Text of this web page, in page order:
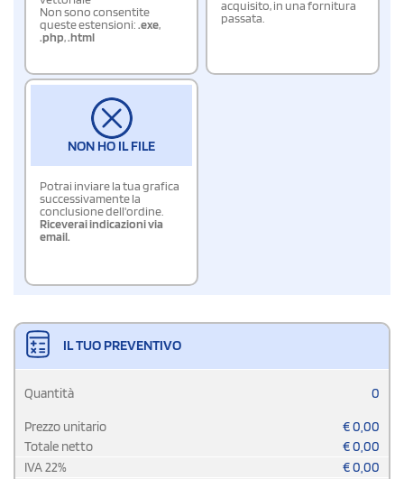
Non sono consentite
queste estensioni:.exe,
.php,.html
acquisito, in una fornitura
passata.
NON HO IL FILE
Potrai inviare la tua grafica
successivamente la
conclusione dell'ordine.
Riceverai indicazioni via
email.
IL TUO PREVENTIVO
Quantità 0
Prezzo unitario €0,00
Totale netto
€0,00
IVA22% €0,00